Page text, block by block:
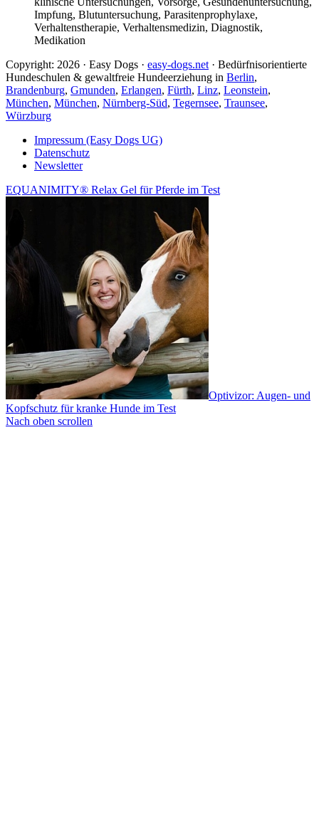
Impfung, Blutuntersuchung, Parasitenprophylaxe,
Verhaltenstherapie, Verhaltensmedizin, Diagnostik,
Medikation
Copyright: 2026 · Easy Dogs · easy-dogs.net · Bedürfnisorientierte
Hundeschulen & gewaltfreie Hundeerziehung in Berlin,
Brandenburg, Gmunden, Erlangen, Fürth, Linz, Leonstein,
München, München, Nürnberg-Süd, Tegernsee, Traunsee,
Würzburg
Impressum (Easy Dogs UG)
Datenschutz
Newsletter
EQUANIMITY® Relax Gel für Pferde im Test
Optivizor: Augen- und
Kopfschutz für kranke Hunde im Test
Nach oben scrollen